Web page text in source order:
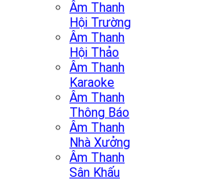
Âm Thanh
Hội Trường
Âm Thanh
Hội Thảo
Âm Thanh
Karaoke
Âm Thanh
Thông Báo
Âm Thanh
Nhà Xưởng
Âm Thanh
Sân Khấu